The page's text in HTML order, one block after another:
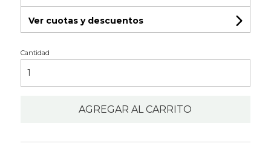
Ver cuotas y descuentos
Cantidad
AGREGAR AL CARRITO